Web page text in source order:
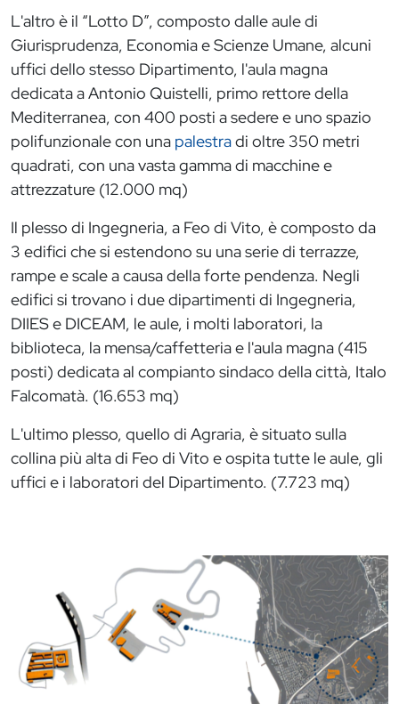
L'altro è il “Lotto D”, composto dalle aule di
Giurisprudenza, Economia e Scienze Umane, alcuni
uffici dello stesso Dipartimento, l'aula magna
dedicata a Antonio Quistelli, primo rettore della
Mediterranea, con 400 posti a sedere e uno spazio
polifunzionale con una palestradi oltre 350 metri
quadrati, con una vasta gamma di macchine e
attrezzature (12.000 mq)
Il plesso di Ingegneria, a Feo di Vito, è composto da
3 edifici che si estendono su una serie di terrazze,
rampe e scale a causa della forte pendenza. Negli
edifici si trovano i due dipartimenti di Ingegneria,
DIIES e DICEAM, le aule, i molti laboratori, la
biblioteca, la mensa/caffetteria e l'aula magna (415
posti) dedicata al compianto sindaco della città, Italo
Falcomatà. (16.653 mq)
L'ultimo plesso, quello di Agraria, è situato sulla
collina più alta di Feo di Vito e ospita tutte le aule, gli
uffici e i laboratori del Dipartimento. (7.723 mq)